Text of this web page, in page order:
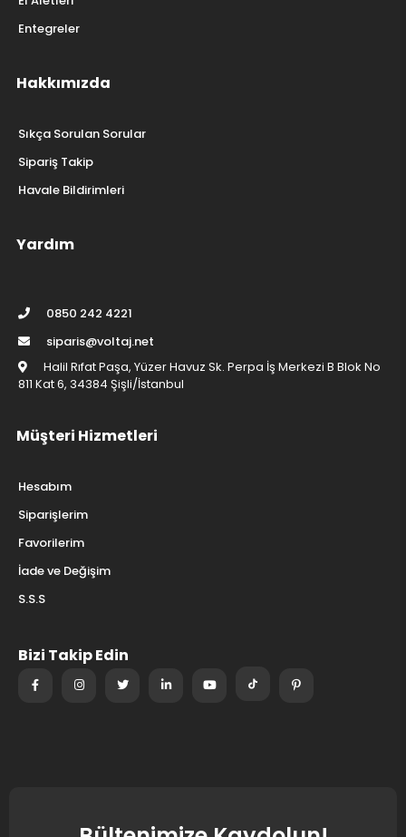
Entegreler
Hakkımızda
Sıkça Sorulan Sorular
Sipariş Takip
Havale Bildirimleri
Yardım
0850 242 4221
siparis@voltaj.net
Halil Rıfat Paşa, Yüzer Havuz Sk. Perpa İş Merkezi B Blok No
811 Kat 6, 34384 Şişli/İstanbul
Müşteri Hizmetleri
Hesabım
Siparişlerim
Favorilerim
İade ve Değişim
S.S.S
Bizi Takip Edin